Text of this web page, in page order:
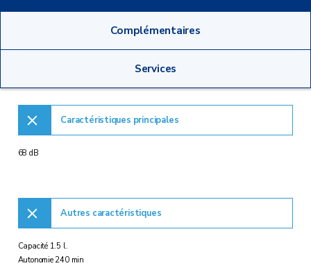
Complémentaires
Services
Caractéristiques principales
68 dB
Autres caractéristiques
Capacité 1.5 l.
Autonomie 240 min